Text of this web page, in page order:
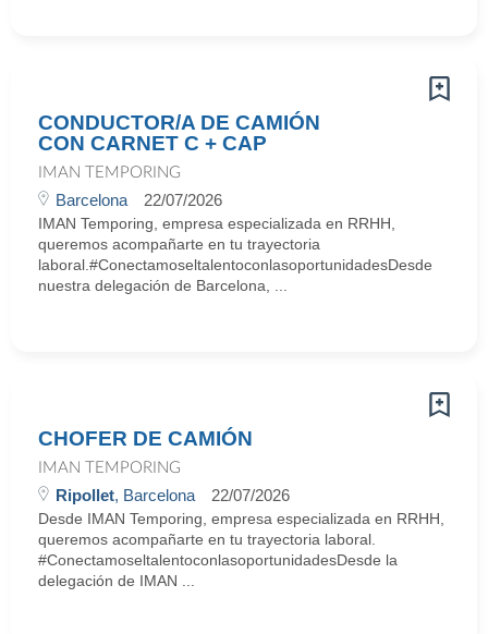
CONDUCTOR/A DE CAMIÓN
CON CARNET C + CAP
IMAN TEMPORING
Barcelona 22/07/2026
IMAN Temporing, empresa especializada en RRHH,
queremos acompañarte en tu trayectoria
laboral.#ConectamoseltalentoconlasoportunidadesDesde
nuestra delegación de Barcelona, ...
CHOFER DE CAMIÓN
IMAN TEMPORING
Ripollet, Barcelona 22/07/2026
Desde IMAN Temporing, empresa especializada en RRHH,
queremos acompañarte en tu trayectoria laboral.
#ConectamoseltalentoconlasoportunidadesDesde la
delegación de IMAN ...